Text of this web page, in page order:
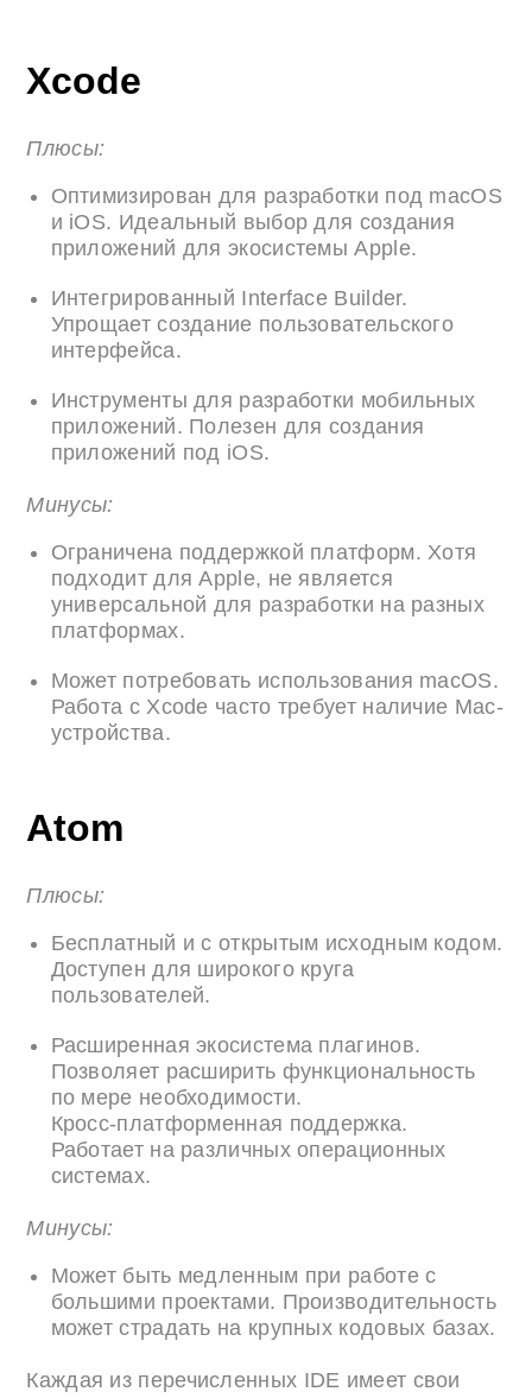
Xcode
Плюсы:
Оптимизирован для разработки под macOS
и iOS. Идеальный выбор для создания
приложений для экосистемы Apple.
Интегрированный Interface Builder.
Упрощает создание пользовательского
интерфейса.
Инструменты для разработки мобильных
приложений. Полезен для создания
приложений под iOS.
Минусы:
Ограничена поддержкой платформ. Хотя
подходит для Apple, не является
универсальной для разработки на разных
платформах.
Может потребовать использования macOS.
Работа с Xcode часто требует наличие Mac-
устройства.
Atom
Плюсы:
Бесплатный и с открытым исходным кодом.
Доступен для широкого круга
пользователей.
Расширенная экосистема плагинов.
Позволяет расширить функциональность
по мере необходимости.
Кросс-платформенная поддержка.
Работает на различных операционных
системах.
Минусы:
Может быть медленным при работе с
большими проектами. Производительность
может страдать на крупных кодовых базах.
Каждая из перечисленных IDE имеет свои